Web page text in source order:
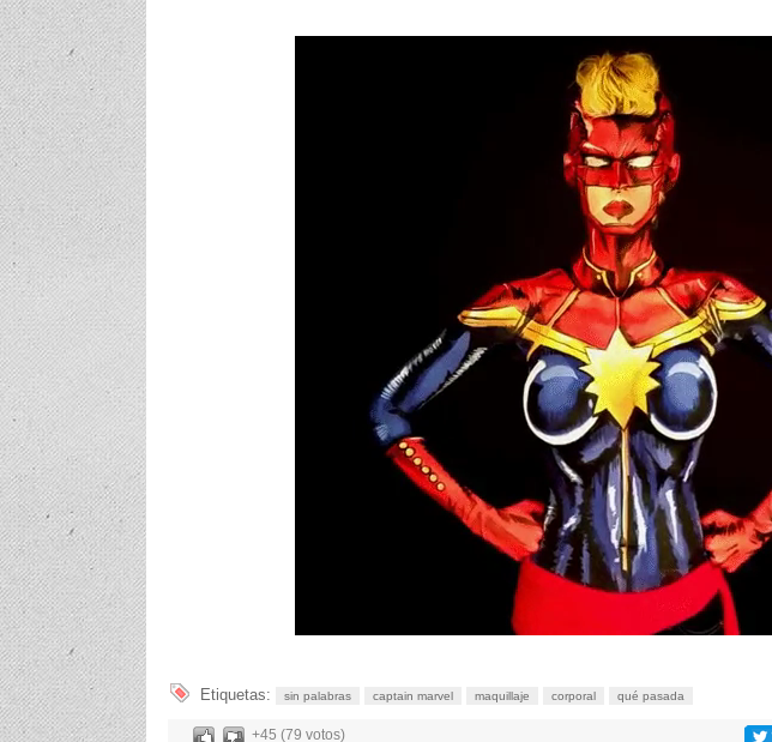
Etiquetas: sin palabras captain marvel maquillaje corporal qué pasada
+45 (79 votos)